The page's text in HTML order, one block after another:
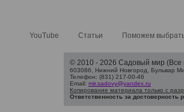
YouTube Статьи Поможем
© 2010 - 2026 Садовый мир
603086, Нижний Новгород, Бульвар
Телефон: (831) 217-00-46
Email: mir.sadovy@yandex.ru
Копирование материала только с
Ответственность за достоверность